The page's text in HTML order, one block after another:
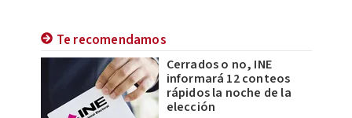
Te recomendamos
Cerrados o no, INE
informará 12 conteos
rápidos la noche de la
elección